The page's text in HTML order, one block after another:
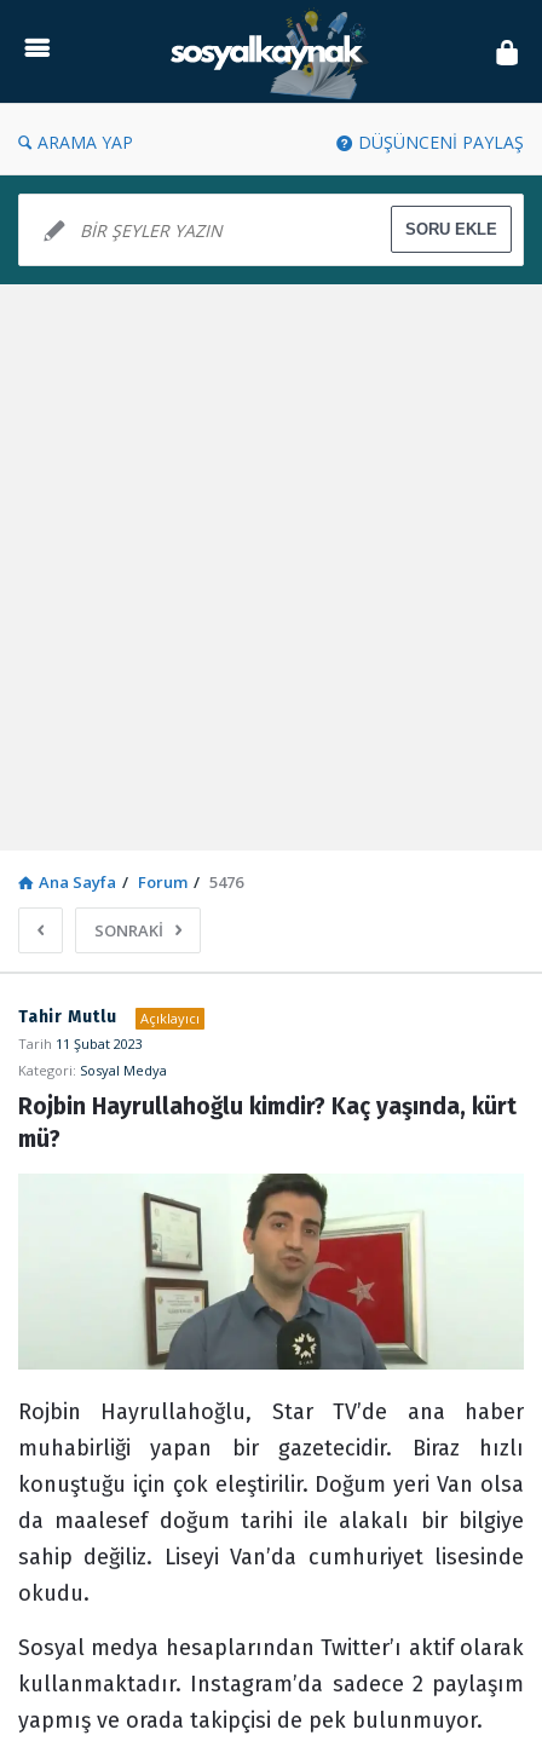
Kaynak
ARAMA YAP DÜŞÜNCENİ PAYLAŞ
Ana Sayfa / Forum / 5476
SONRAKİ
Sosyal
Kaynak
Latest
Forum
Tahir Mutlu
Açıklayıcı
Tarih 11 Şubat 2023
Kategori: Sosyal Medya
Rojbin Hayrullahoğlu kimdir? Kaç yaşında, kürt
mü?
Rojbin Hayrullahoğlu, Star TV’de ana haber
muhabirliği yapan bir gazetecidir. Biraz hızlı
konuştuğu için çok eleştirilir. Doğum yeri Van olsa
da maalesef doğum tarihi ile alakalı bir bilgiye
sahip değiliz. Liseyi Van’da cumhuriyet lisesinde
okudu.
Sosyal medya hesaplarından Twitter’ı aktif olarak
kullanmaktadır. Instagram’da sadece 2 paylaşım
yapmış ve orada takipçisi de pek bulunmuyor.